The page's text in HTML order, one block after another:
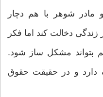
شوهر با هم دچار
دخالت کند اما فکر
بتواند مشکل ساز شود.
و در حقیقت حقوق